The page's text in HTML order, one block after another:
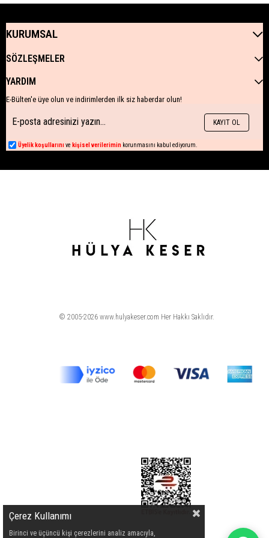
KURUMSAL
SÖZLEŞMELER
YARDIM
E-Bülten'e üye olun ve indirimlerden ilk siz haberdar olun!
KAYIT OL
Üyelik koşullarını ve kişisel verilerimin korunmasını kabul ediyorum.
© 2005-2026 www.hulyakeser.com Her Hakkı Saklıdır.
Çerez Kullanımı
Birinci ve üçüncü kişi çerezlerini analiz amacıyla,